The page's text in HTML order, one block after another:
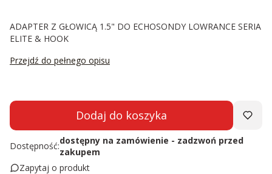
ADAPTER Z GŁOWICĄ 1.5" DO ECHOSONDY LOWRANCE SERIA
ELITE & HOOK
Przejdź do pełnego opisu
Dodaj do koszyka
Dostępność:dostępny na zamówienie - zadzwoń przed
zakupem
Zapytaj o produkt